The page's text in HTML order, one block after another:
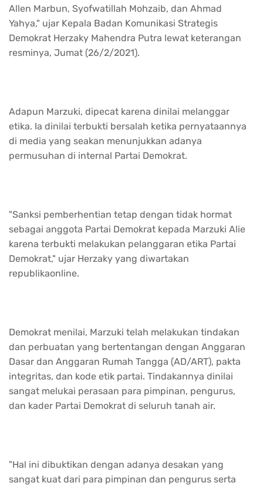
Allen Marbun, Syofwatillah Mohzaib, dan Ahmad
Yahya," ujar Kepala Badan Komunikasi Strategis
Demokrat Herzaky Mahendra Putra lewat keterangan
resminya, Jumat (26/2/2021).
Adapun Marzuki, dipecat karena dinilai melanggar
etika. Ia dinilai terbukti bersalah ketika pernyataannya
di media yang seakan menunjukkan adanya
permusuhan di internal Partai Demokrat.
"Sanksi pemberhentian tetap dengan tidak hormat
sebagai anggota Partai Demokrat kepada Marzuki Alie
karena terbukti melakukan pelanggaran etika Partai
Demokrat," ujar Herzaky yang diwartakan
republikaonline.
Demokrat menilai, Marzuki telah melakukan tindakan
dan perbuatan yang bertentangan dengan Anggaran
Dasar dan Anggaran Rumah Tangga (AD/ART), pakta
integritas, dan kode etik partai. Tindakannya dinilai
sangat melukai perasaan para pimpinan, pengurus,
dan kader Partai Demokrat di seluruh tanah air.
"Hal ini dibuktikan dengan adanya desakan yang
sangat kuat dari para pimpinan dan pengurus serta